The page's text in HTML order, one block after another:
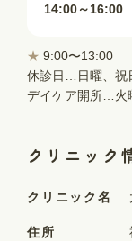
14:00～16:00
★ 9:00〜13:00
休診日…日曜、
デイケア開所…火
クリニック
クリニック名
住所